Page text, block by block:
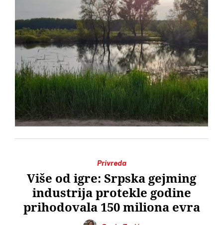
Privreda
Više od igre: Srpska gejming
industrija protekle godine
prihodovala 150 miliona evra